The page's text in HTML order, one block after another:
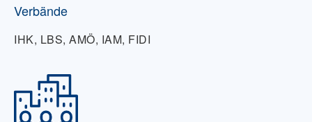
Verbände
IHK, LBS, AMÖ, IAM, FIDI